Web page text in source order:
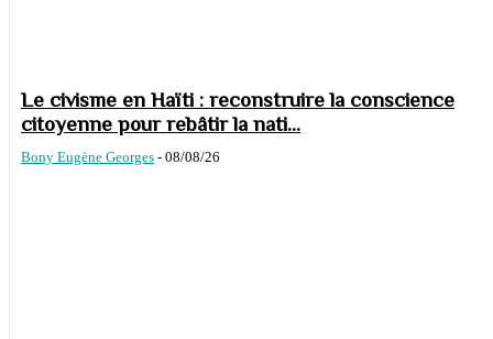
Le civisme en Haïti : reconstruire la conscience
citoyenne pour rebâtir la nati...
Bony Eugène Georges - 08/08/26